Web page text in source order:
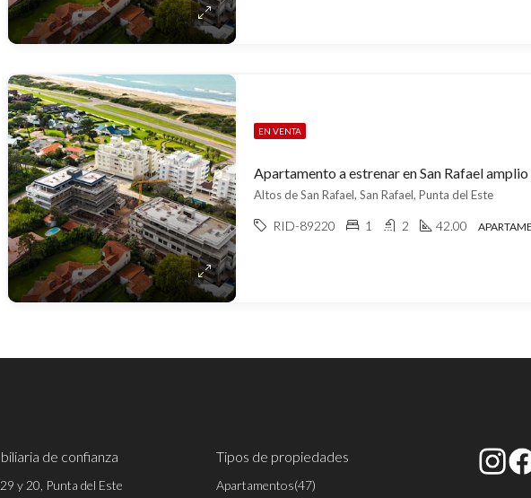
EN VENTA
Altos de San Rafael, San Rafael, Punta del Este
RID-89220 1 2 42.00
de confianza
y 20, Punta del Este
Tipos de propiedades
Apartamentos(47)